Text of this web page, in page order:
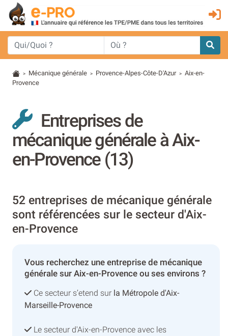
> Mécanique générale > Provence-Alpes-Côte-D'Azur > Aix-en-
Provence
Entreprises de
mécanique générale à Aix-
en-Provence (13)
52 entreprises de mécanique générale
sont référencées sur le secteur d'Aix-
en-Provence
Vous recherchez une entreprise de mécanique
générale sur Aix-en-Provence ou ses environs ?
Ce secteur s’etend sur la Métropole d'Aix-
Marseille-Provence
Le secteur d'Aix-en-Provence avec les